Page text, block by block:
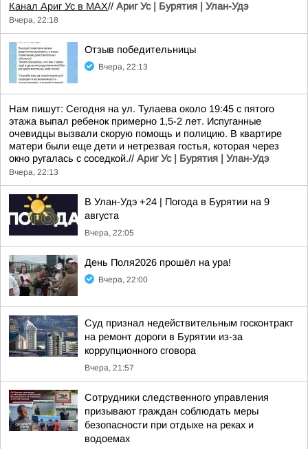
Канал Ариг Ус в MAX// Ариг Ус | Бурятия | Улан-Удэ
Вчера, 22:18
Отзыв победительницы
Вчера, 22:13
Нам пишут: Сегодня на ул. Тулаева около 19:45 с пятого
этажа выпал ребенок примерно 1,5-2 лет. Испуганные
очевидцы вызвали скорую помощь и полицию. В квартире
матери были еще дети и нетрезвая гостья, которая через
окно ругалась с соседкой.// Ариг Ус | Бурятия | Улан-Удэ
Вчера, 22:13
В Улан-Удэ +24 | Погода в Бурятии на 9
августа
Вчера, 22:05
День Поля2026 прошёл на ура!
Вчера, 22:00
Суд признал недействительным госконтракт
на ремонт дороги в Бурятии из-за
коррупционного сговора
Вчера, 21:57
Сотрудники следственного управления
призывают граждан соблюдать меры
безопасности при отдыхе на реках и
водоемах